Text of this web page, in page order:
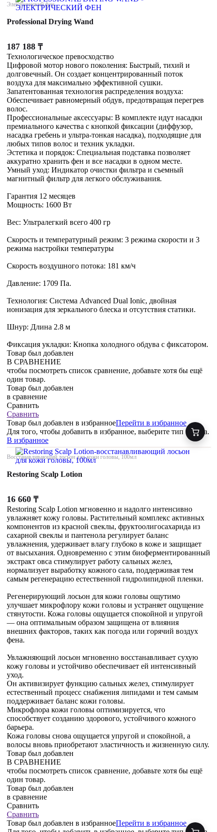
Электрический фен
Professional Drying Wand
187 188 ₸
Технологическое превосходство
Цифровой мотор нового поколения: Быстрый, тихий и
долговечный. Он создает концентрированный поток
воздуха для максимально эффективной сушки.
Запатентованная технология распределения воздуха:
Обеспечивает равномерный обдув, предотвращая перегрев
волос.
Профессиональные аксессуары: В комплекте идут насадки
премиального качества с кнопкой фиксации (диффузор,
насадка гребень и ультра-тонкая насадка), подходящие для
любых типов волос и техник укладки.
Эстетика и порядок: Специальная подставка позволяет
аккуратно хранить фен и все насадки в одном месте.
Умный уход: Индикатор очистки фильтра и съемный
магнитный фильтр для легкого обслуживания.
Гарантия 12 месяцев
Мощность: 1600 Вт
Вес: Ультралегкий всего 400 гр
Скорость и температурный режим: 3 режима скорости и 3
режима настройки температуры
Скорость воздушного потока: 181 км/ч
Давление: 1709 Па.
Технология: Система Advanced Dual Ionic, двойная
ионизация для зеркального блеска и отсутствия статики.
Шнур: Длина 2.8 м
Фиксация укладки: Кнопка холодного обдува с фиксатором.
Товар был добавлен
В СРАВНЕНИЕ
чтобы посмотреть список сравнение, добавьте хотя бы ещё
один товар.
Товар был добавлен
в сравнение
Сравнить
Сравнить
Товар был добавлен в избранноеПерейти в избранное
Для того, чтобы добавить в избранное, выберите тип товара.
В избранное
Восстанавливающий лосьон для кожи головы, 100мл
Restoring Scalp Lotion
16 660 ₸
Restoring Scalp Lotion мгновенно и надолго интенсивно
увлажняет кожу головы. Растительный комплекс активных
компонентов из красной свеклы, фруктоолигосахарида из
сахарной свеклы и пантенола регулирует баланс
увлажнения, удерживает влагу глубоко в коже и защищает
от высыхания. Одновременно с этим биоферментированный
экстракт овса стимулирует работу сальных желез,
нормализует выработку кожного сала, поддерживая тем
самым регенерацию естественной гидролипидной пленки.
Регенерирующий лосьон для кожи головы ощутимо
улучшает микрофлору кожи головы и устраняет ощущение
стянутости. Кожа головы ощущается спокойной и упругой
— она оптимальным образом защищена от влияния
внешних факторов, таких как погода или горячий воздух
фена.
Увлажняющий лосьон мгновенно восстанавливает сухую
кожу головы и устойчиво обеспечивает ей интенсивный
уход.
Он активизирует функцию сальных желез, стимулирует
естественный процесс снабжения липидами и тем самым
поддерживает баланс кожи головы.
Микрофлора кожи головы оптимизируется, что
способствует созданию здорового, устойчивого кожного
барьера.
Кожа головы снова ощущается упругой и спокойной, а
волосы вновь приобретают эластичность и жизненную силу.
Товар был добавлен
В СРАВНЕНИЕ
чтобы посмотреть список сравнение, добавьте хотя бы ещё
один товар.
Товар был добавлен
в сравнение
Сравнить
Сравнить
Товар был добавлен в избранноеПерейти в избранное